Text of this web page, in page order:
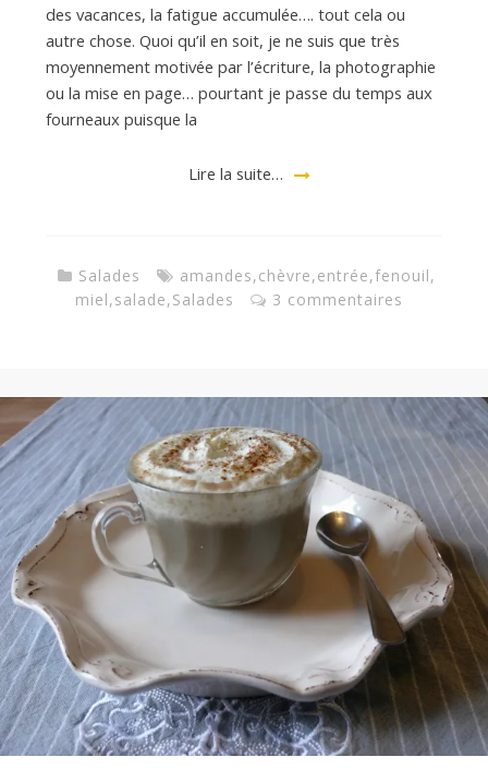
des vacances, la fatigue accumulée…. tout cela ou
autre chose. Quoi qu’il en soit, je ne suis que très
moyennement motivée par l’écriture, la photographie
ou la mise en page… pourtant je passe du temps aux
fourneaux puisque la
Lire la suite…
Salades amandes,chèvre,entrée,fenouil,
miel,salade,Salades 3 commentaires